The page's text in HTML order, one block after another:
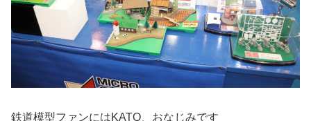
鉄道模型ファンにはKATO、おなじみです